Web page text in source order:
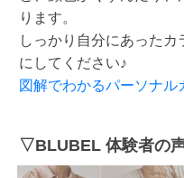
ります。
しっかり自分にあったカ
にしてください♪
図解でわかるパーソナ
▽BLUBEL 体験者の